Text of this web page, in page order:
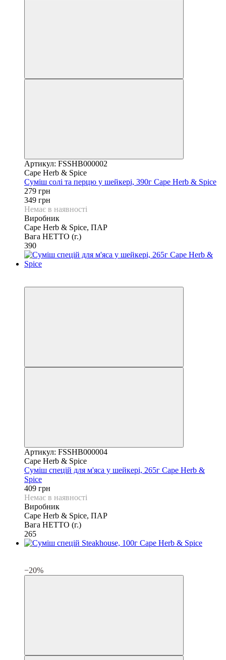
Артикул: FSSHB000002
Cape Herb & Spice
Суміш солі та перцю у шейкері, 390г Cape Herb & Spice
279 грн
349 грн
Немає в наявності
Виробник
Cape Herb & Spice, ПАР
Вага НЕТТО (г.)
390
Артикул: FSSHB000004
Cape Herb & Spice
Суміш спецій для м'яса у шейкері, 265г Cape Herb &
Spice
409 грн
Немає в наявності
Виробник
Cape Herb & Spice, ПАР
Вага НЕТТО (г.)
265
−20%